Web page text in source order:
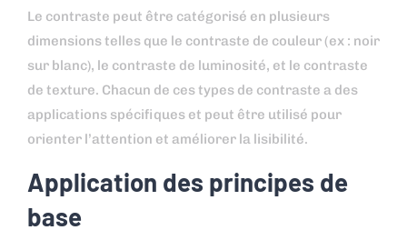
Le contraste peut être catégorisé en plusieurs
dimensions telles que le contraste de couleur (ex : noir
sur blanc), le contraste de luminosité, et le contraste
de texture. Chacun de ces types de contraste a des
applications spécifiques et peut être utilisé pour
orienter l’attention et améliorer la lisibilité.
Application des principes de
base